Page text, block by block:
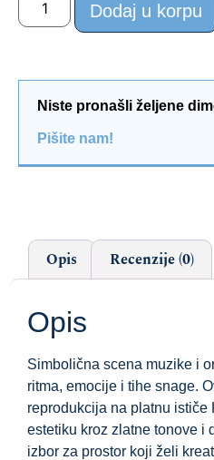
Dodaj u korpu
Niste pronašli željene
Pišite nam!
Opis Recenzije (0)
Opis
Simbolična scena muzike i
ritma, emocije i tihe snage.
reprodukcija na platnu ističe
estetiku kroz zlatne tonove i
izbor za prostor koji želi